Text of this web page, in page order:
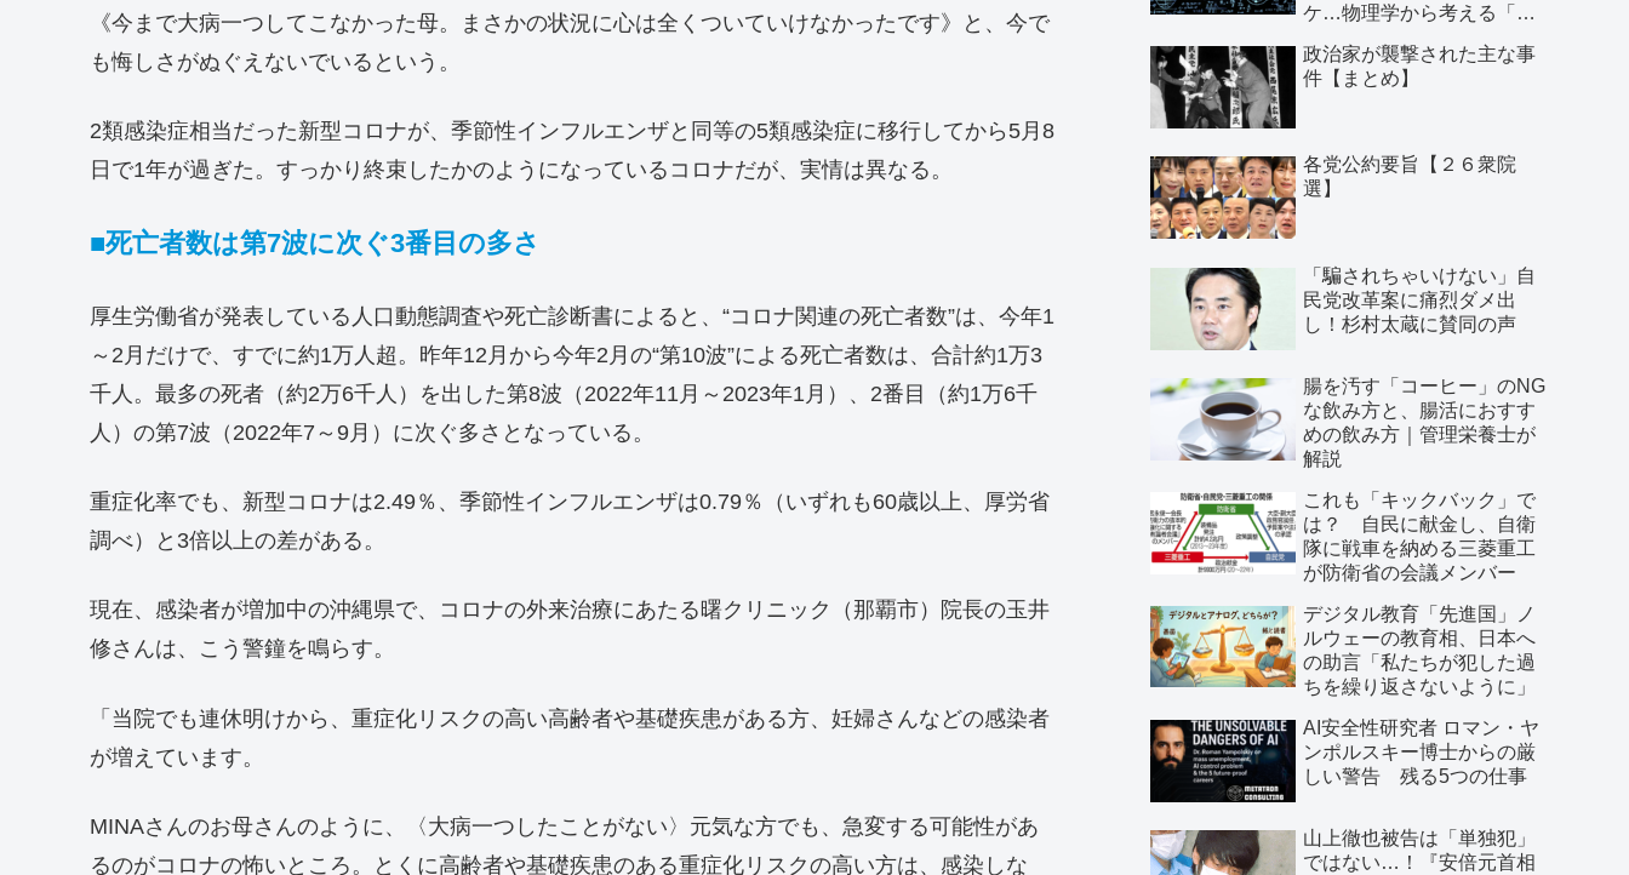
《今まで大病一つしてこなかった母。まさかの状況に心は全くついていけなかったです》と、今で
も悔しさがぬぐえないでいるという。
2類感染症相当だった新型コロナが、季節性インフルエンザと同等の5類感染症に移行してから5月8
日で1年が過ぎた。すっかり終束したかのようになっているコロナだが、実情は異なる。
■死亡者数は第7波に次ぐ3番目の多さ
厚生労働省が発表している人口動態調査や死亡診断書によると、“コロナ関連の死亡者数”は、今年1
～2月だけで、すでに約1万人超。昨年12月から今年2月の“第10波”による死亡者数は、合計約1万3
千人。最多の死者（約2万6千人）を出した第8波（2022年11月～2023年1月）、2番目（約1万6千
人）の第7波（2022年7～9月）に次ぐ多さとなっている。
重症化率でも、新型コロナは2.49％、季節性インフルエンザは0.79％（いずれも60歳以上、厚労省
調べ）と3倍以上の差がある。
現在、感染者が増加中の沖縄県で、コロナの外来治療にあたる曙クリニック（那覇市）院長の玉井
修さんは、こう警鐘を鳴らす。
「当院でも連休明けから、重症化リスクの高い高齢者や基礎疾患がある方、妊婦さんなどの感染者
が増えています。
MINAさんのお母さんのように、〈大病一つしたことがない〉元気な方でも、急変する可能性があ
るのがコロナの怖いところ。とくに高齢者や基礎疾患のある重症化リスクの高い方は、感染しな
ケ…物理学から考える「こ
政治家が襲撃された主な事
件【まとめ】
各党公約要旨【２６衆院
選】
「騙されちゃいけない」自
民党改革案に痛烈ダメ出
し！杉村太蔵に賛同の声
腸を汚す「コーヒー」のNG
な飲み方と、腸活におすす
めの飲み方｜管理栄養士が
解説
これも「キックバック」で
は？ 自民に献金し、自衛
隊に戦車を納める三菱重工
が防衛省の会議メンバー
デジタル教育「先進国」ノ
ルウェーの教育相、日本へ
の助言「私たちが犯した過
ちを繰り返さないように」
AI安全性研究者 ロマン・ヤ
ンポルスキー博士からの厳
しい警告 残る5つの仕事
山上徹也被告は「単独犯」
ではない…！『安倍元首相